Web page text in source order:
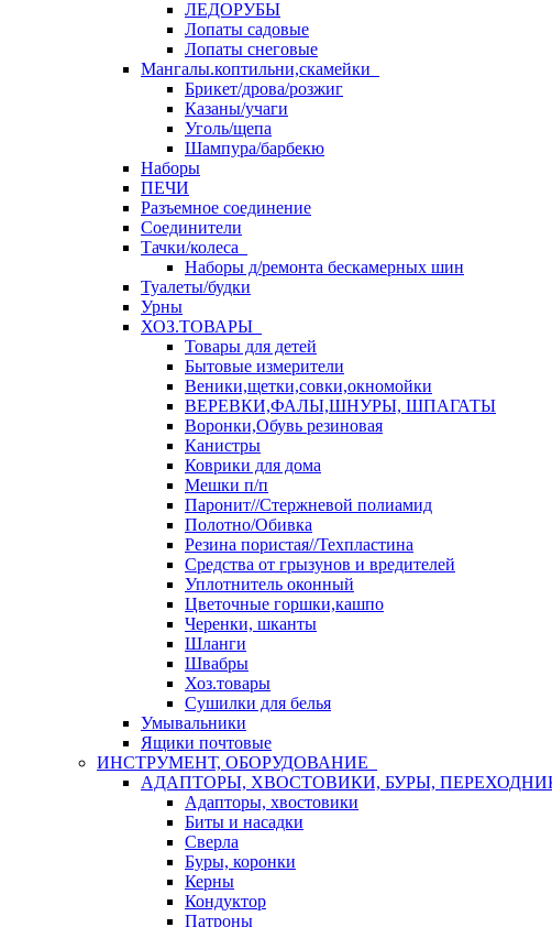
ЛЕДОРУБЫ
Лопаты садовые
Лопаты снеговые
Мангалы.коптильни,скамейки
Брикет/дрова/розжиг
Казаны/учаги
Уголь/щепа
Шампура/барбекю
Наборы
ПЕЧИ
Разъемное соединение
Соединители
Тачки/колеса
Наборы д/ремонта бескамерных шин
Туалеты/будки
Урны
ХОЗ.ТОВАРЫ
Товары для детей
Бытовые измерители
Веники,щетки,совки,окномойки
ВЕРЕВКИ,ФАЛЫ,ШНУРЫ, ШПАГАТЫ
Воронки,Обувь резиновая
Канистры
Коврики для дома
Мешки п/п
Паронит//Стержневой полиамид
Полотно/Обивка
Резина пористая//Техпластина
Средства от грызунов и вредителей
Уплотнитель оконный
Цветочные горшки,кашпо
Черенки, шканты
Шланги
Швабры
Хоз.товары
Сушилки для белья
Умывальники
Ящики почтовые
ИНСТРУМЕНТ, ОБОРУДОВАНИЕ
АДАПТОРЫ, ХВОСТОВИКИ, БУРЫ,
Адапторы, хвостовики
Биты и насадки
Сверла
Буры, коронки
Керны
Кондуктор
Патроны